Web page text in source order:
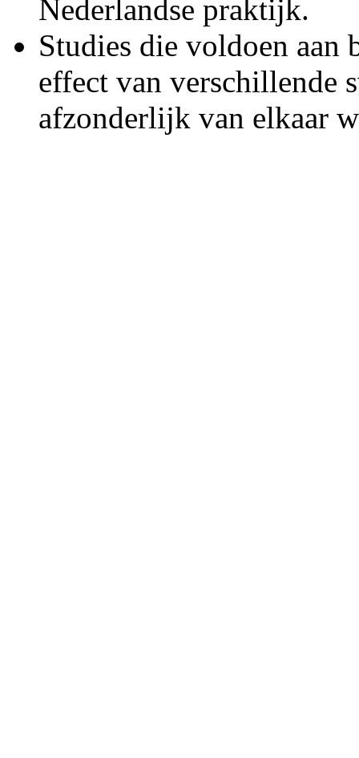
Nederlandse praktijk.
Studies die voldoen aan
effect van verschillende
afzonderlijk van elkaar